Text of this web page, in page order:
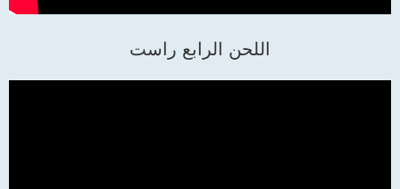
اللحن الرابع راست